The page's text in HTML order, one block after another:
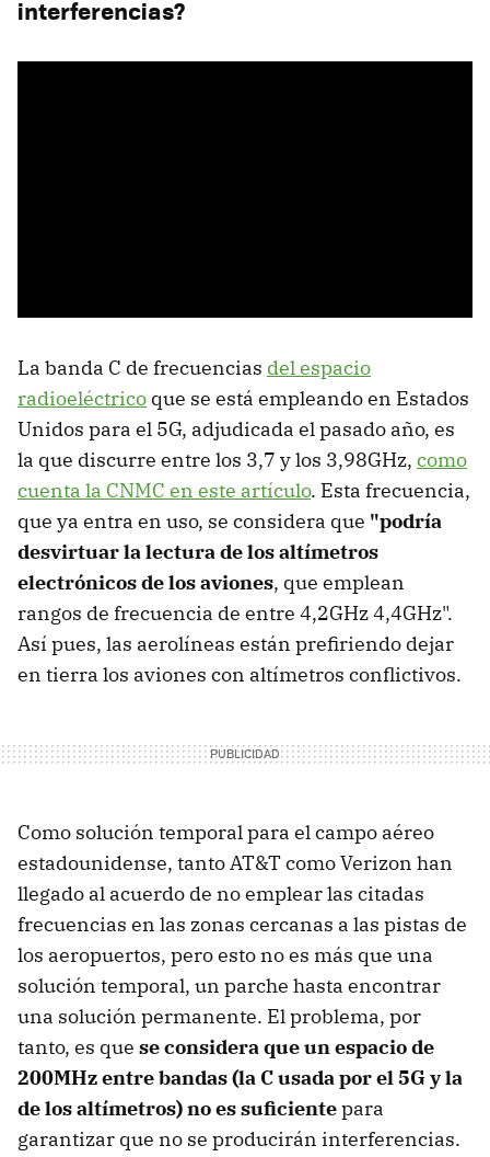
interferencias?
La banda C de frecuencias del espacio
radioeléctrico que se está empleando en Estados
Unidos para el 5G, adjudicada el pasado año, es
la que discurre entre los 3,7 y los 3,98GHz, como
cuenta la CNMC en este artículo. Esta frecuencia,
que ya entra en uso, se considera que "podría
desvirtuar la lectura de los altímetros
electrónicos de los aviones, que emplean
rangos de frecuencia de entre 4,2GHz 4,4GHz".
Así pues, las aerolíneas están prefiriendo dejar
en tierra los aviones con altímetros conflictivos.
Como solución temporal para el campo aéreo
estadounidense, tanto AT&T como Verizon han
llegado al acuerdo de no emplear las citadas
frecuencias en las zonas cercanas a las pistas de
los aeropuertos, pero esto no es más que una
solución temporal, un parche hasta encontrar
una solución permanente. El problema, por
tanto, es que se considera que un espacio de
200MHz entre bandas (la C usada por el 5G y la
de los altímetros) no es suficientepara
garantizar que no se producirán interferencias.